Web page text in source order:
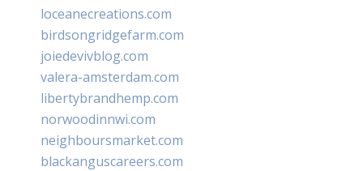
loceanecreations.com
birdsongridgefarm.com
joiedevivblog.com
valera-amsterdam.com
libertybrandhemp.com
norwoodinnwi.com
neighboursmarket.com
blackanguscareers.com